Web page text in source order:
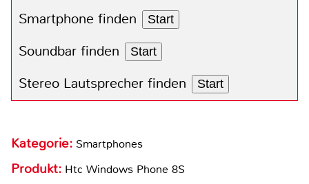
Smartphone finden Start
Soundbar finden Start
Stereo Lautsprecher finden Start
Kategorie: Smartphones
Produkt: Htc Windows Phone 8S